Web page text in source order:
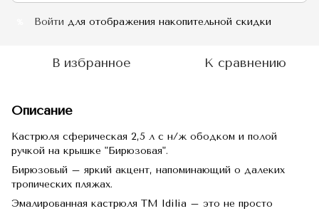
Войти для отображения накопительной скидки
В избранное К сравнению
Описание
Кастрюля сферическая 2,5 л с н/ж ободком и полой
ручкой на крышке "Бирюзовая".
Бирюзовый – яркий акцент, напоминающий о далеких
тропических пляжах.
Эмалированная кастрюля TM Idilia – это не просто